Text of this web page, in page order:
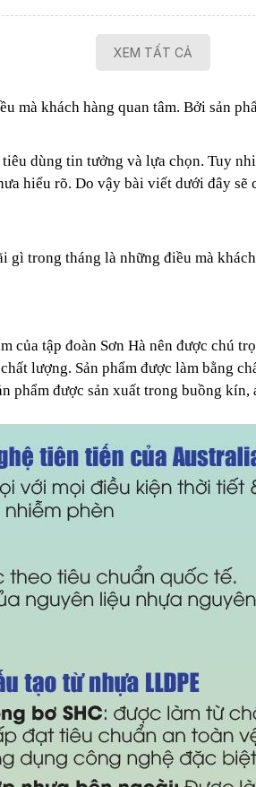
XEM TẤT CẢ
mà khách hàng quan tâm. Bởi sản
dùng tin tưởng và lựa chọn. Tuy
hiểu rõ. Do vậy bài viết dưới đây sẽ
gì trong tháng là những điều mà
của tập đoàn Sơn Hà nên được chú
lượng. Sản phẩm được làm bằng
phẩm được sản xuất trong buồng